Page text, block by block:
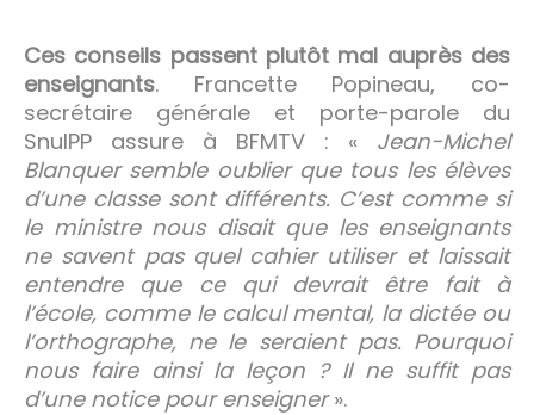
Ces conseils passent plutôt mal auprès des
enseignants. Francette Popineau, co-
secrétaire générale et porte-parole du
SnuIPP assure à BFMTV : « Jean-Michel
Blanquer semble oublier que tous les élèves
d’une classe sont différents. C’est comme si
le ministre nous disait que les enseignants
ne savent pas quel cahier utiliser et laissait
entendre que ce qui devrait être fait à
l’école, comme le calcul mental, la dictée ou
l’orthographe, ne le seraient pas. Pourquoi
nous faire ainsi la leçon ? Il ne suffit pas
d’une notice pour enseigner».